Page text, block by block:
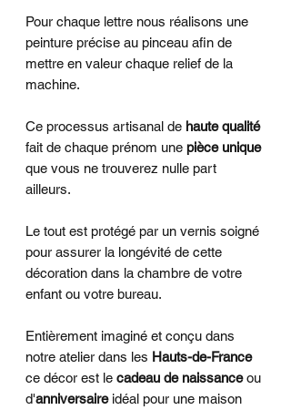
Pour chaque lettre nous réalisons une
peinture précise au pinceau afin de
mettre en valeur chaque relief de la
machine.
Ce processus artisanal de haute qualité
fait de chaque prénom une pièce unique
que vous ne trouverez nulle part
ailleurs.
Le tout est protégé par un vernis soigné
pour assurer la longévité de cette
décoration dans la chambre de votre
enfant ou votre bureau.
Entièrement imaginé et conçu dans
notre atelier dans les Hauts-de-France
ce décor est le cadeau de naissanceou
d'anniversaireidéal pour une maison